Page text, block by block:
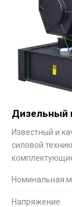
Дизельный
Известный и
силовой
Номинальная
Напряжение